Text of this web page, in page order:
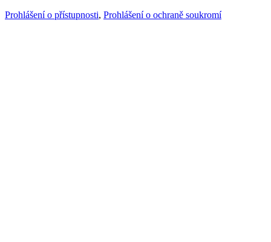
Prohlášení o přístupnosti, Prohlášení o ochraně soukromí